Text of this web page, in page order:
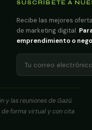
SUSCRÍBETE A
Recibe las mejores
de marketing digital.
emprendimiento o
y las reuniones de Gazú
de forma virtual y con cita